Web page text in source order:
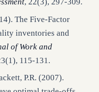
, 22(3), 297-309.
The Five-Factor
inventories and
of Work and
115-131.
P.R. (2007).